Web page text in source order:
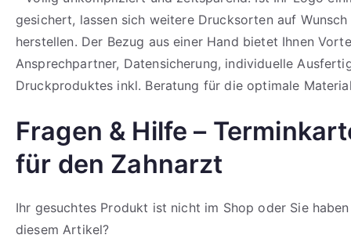
gesichert, lassen sich weitere Drucksorten auf
herstellen. Der Bezug aus einer Hand bietet Ihnen
Ansprechpartner, Datensicherung, individuelle
Druckproduktes inkl. Beratung für die optimale
Fragen & Hilfe –
für den Zahnarzt
Ihr gesuchtes Produkt ist nicht im Shop oder Sie
diesem Artikel?